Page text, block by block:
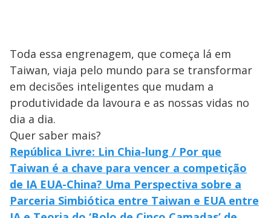
Toda essa engrenagem, que começa lá em
Taiwan, viaja pelo mundo para se transformar
em decisões inteligentes que mudam a
produtividade da lavoura e as nossas vidas no
dia a dia.
Quer saber mais?
República Livre: Lin Chia-lung / Por que
Taiwan é a chave para vencer a competição
de IA EUA-China? Uma Perspectiva sobre a
Parceria Simbiótica entre Taiwan e EUA entre